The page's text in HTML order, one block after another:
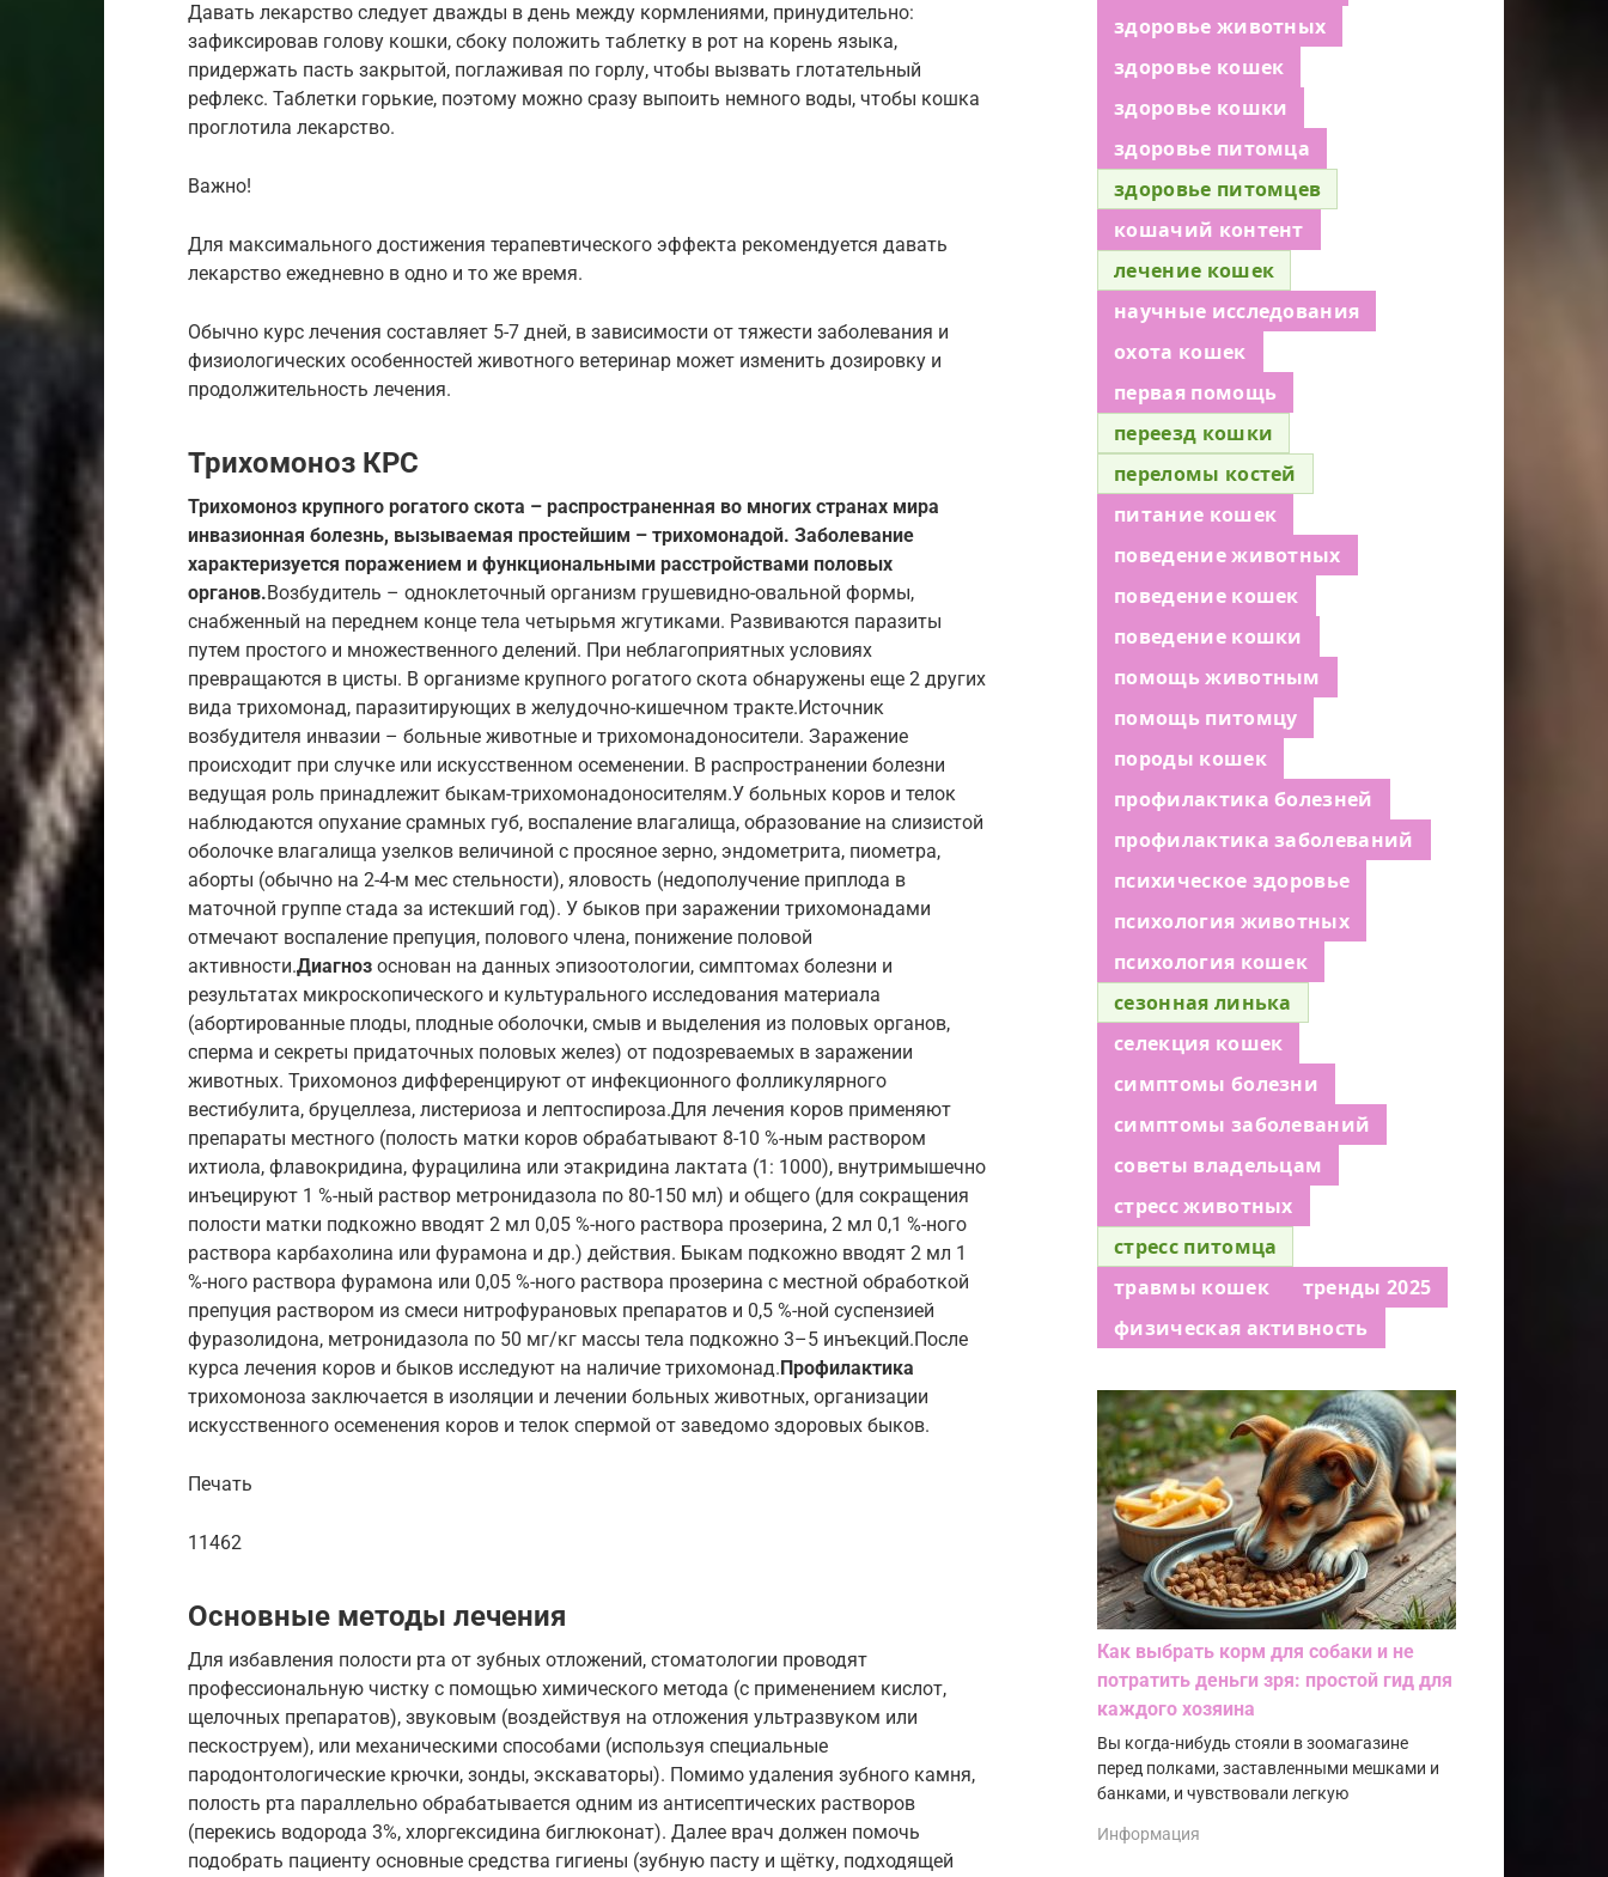
Давать лекарство следует дважды в день между кормлениями, принудительно:
зафиксировав голову кошки, сбоку положить таблетку в рот на корень языка,
придержать пасть закрытой, поглаживая по горлу, чтобы вызвать глотательный
рефлекс. Таблетки горькие, поэтому можно сразу выпоить немного воды, чтобы кошка
проглотила лекарство.
Важно!
Для максимального достижения терапевтического эффекта рекомендуется давать
лекарство ежедневно в одно и то же время.
Обычно курс лечения составляет 5-7 дней, в зависимости от тяжести заболевания и
физиологических особенностей животного ветеринар может изменить дозировку и
продолжительность лечения.
Трихомоноз КРС
Трихомоноз крупного рогатого скота – распространенная во многих странах мира
инвазионная болезнь, вызываемая простейшим – трихомонадой. Заболевание
характеризуется поражением и функциональными расстройствами половых
органов.Возбудитель – одноклеточный организм грушевидно-овальной формы,
снабженный на переднем конце тела четырьмя жгутиками. Развиваются паразиты
путем простого и множественного делений. При неблагоприятных условиях
превращаются в цисты. В организме крупного рогатого скота обнаружены еще 2 других
вида трихомонад, паразитирующих в желудочно-кишечном тракте.Источник
возбудителя инвазии – больные животные и трихомонадоносители. Заражение
происходит при случке или искусственном осеменении. В распространении болезни
ведущая роль принадлежит быкам-трихомонадоносителям.У больных коров и телок
наблюдаются опухание срамных губ, воспаление влагалища, образование на слизистой
оболочке влагалища узелков величиной с просяное зерно, эндометрита, пиометра,
аборты (обычно на 2-4-м мес стельности), яловость (недополучение приплода в
маточной группе стада за истекший год). У быков при заражении трихомонадами
отмечают воспаление препуция, полового члена, понижение половой
активности.Диагноз основан на данных эпизоотологии, симптомах болезни и
результатах микроскопического и культурального исследования материала
(абортированные плоды, плодные оболочки, смыв и выделения из половых органов,
сперма и секреты придаточных половых желез) от подозреваемых в заражении
животных. Трихомоноз дифференцируют от инфекционного фолликулярного
вестибулита, бруцеллеза, листериоза и лептоспироза.Для лечения коров применяют
препараты местного (полость матки коров обрабатывают 8-10 %-ным раствором
ихтиола, флавокридина, фурацилина или этакридина лактата (1: 1000), внутримышечно
инъецируют 1 %-ный раствор метронидазола по 80-150 мл) и общего (для сокращения
полости матки подкожно вводят 2 мл 0,05 %-ного раствора прозерина, 2 мл 0,1 %-ного
раствора карбахолина или фурамона и др.) действия. Быкам подкожно вводят 2 мл 1
%-ного раствора фурамона или 0,05 %-ного раствора прозерина с местной обработкой
препуция раствором из смеси нитрофурановых препаратов и 0,5 %-ной суспензией
фуразолидона, метронидазола по 50 мг/кг массы тела подкожно 3–5 инъекций.После
курса лечения коров и быков исследуют на наличие трихомонад. Профилактика
трихомоноза заключается в изоляции и лечении больных животных, организации
искусственного осеменения коров и телок спермой от заведомо здоровых быков.
Печать
11462
Основные методы лечения
Для избавления полости рта от зубных отложений, стоматологии проводят
профессиональную чистку с помощью химического метода (с применением кислот,
щелочных препаратов), звуковым (воздействуя на отложения ультразвуком или
пескоструем), или механическими способами (используя специальные
пародонтологические крючки, зонды, экскаваторы). Помимо удаления зубного камня,
полость рта параллельно обрабатывается одним из антисептических растворов
(перекись водорода 3%, хлоргексидина биглюконат). Далее врач должен помочь
подобрать пациенту основные средства гигиены (зубную пасту и щётку, подходящей
здоровье животных
здоровье кошек
здоровье кошки
здоровье питомца
здоровье питомцев
кошачий контент
лечение кошек
научные исследования
охота кошек
первая помощь
переезд кошки
переломы костей
питание кошек
поведение животных
поведение кошек
поведение кошки
помощь животным
помощь питомцу
породы кошек
профилактика болезней
профилактика заболеваний
психическое здоровье
психология животных
психология кошек
сезонная линька
селекция кошек
симптомы болезни
симптомы заболеваний
советы владельцам
стресс животных
стресс питомца
травмы кошек
тренды 2025
физическая активность
Как выбрать корм для собаки и не
потратить деньги зря: простой гид для
каждого хозяина
Вы когда-нибудь стояли в зоомагазине
перед полками, заставленными мешками и
банками, и чувствовали легкую
Информация